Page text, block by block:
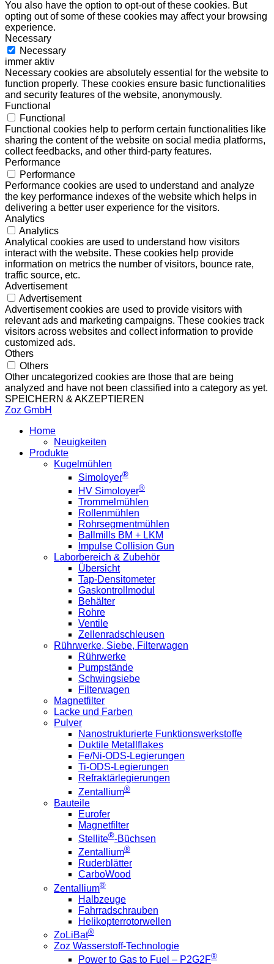
You also have the option to opt-out of these cookies. But
opting out of some of these cookies may affect your browsing
experience.
Necessary
Necessary
immer aktiv
Necessary cookies are absolutely essential for the website to
function properly. These cookies ensure basic functionalities
and security features of the website, anonymously.
Functional
Functional
Functional cookies help to perform certain functionalities like
sharing the content of the website on social media platforms,
collect feedbacks, and other third-party features.
Performance
Performance
Performance cookies are used to understand and analyze
the key performance indexes of the website which helps in
delivering a better user experience for the visitors.
Analytics
Analytics
Analytical cookies are used to understand how visitors
interact with the website. These cookies help provide
information on metrics the number of visitors, bounce rate,
traffic source, etc.
Advertisement
Advertisement
Advertisement cookies are used to provide visitors with
relevant ads and marketing campaigns. These cookies track
visitors across websites and collect information to provide
customized ads.
Others
Others
Other uncategorized cookies are those that are being
analyzed and have not been classified into a category as yet.
SPEICHERN & AKZEPTIEREN
Zoz GmbH
Home
Neuigkeiten
Produkte
Kugelmühlen
Simoloyer®
HV Simoloyer®
Trommelmühlen
Rollenmühlen
Rohrsegmentmühlen
Ballmills BM + LKM
Impulse Collision Gun
Laborbereich & Zubehör
Übersicht
Tap-Densitometer
Gaskontrollmodul
Behälter
Rohre
Ventile
Zellenradschleusen
Rührwerke, Siebe, Filterwagen
Rührwerke
Pumpstände
Schwingsiebe
Filterwagen
Magnetfilter
Lacke und Farben
Pulver
Nanostrukturierte Funktionswerkstoffe
Duktile Metallflakes
Fe/Ni-ODS-Legierungen
Ti-ODS-Legierungen
Refraktärlegierungen
Zentallium®
Bauteile
Eurofer
Magnetfilter
Stellite®-Büchsen
Zentallium®
Ruderblätter
CarboWood
Zentallium®
Halbzeuge
Fahrradschrauben
Helikopterrotorwellen
ZoLiBat®
Zoz Wasserstoff-Technologie
Power to Gas to Fuel – P2G2F®